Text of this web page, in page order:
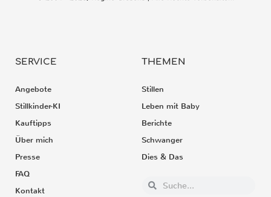
SERVICE
Angebote
Stillkinder-KI
Kauftipps
Über mich
Presse
FAQ
Kontakt
THEMEN
Stillen
Leben mit Baby
Berichte
Schwanger
Dies & Das